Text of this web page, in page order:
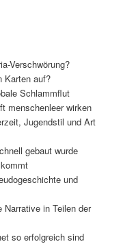
Verschwörung?
Karten auf?
Schlammflut
menschenleer wirken
Jugendstil und Art
gebaut wurde
und
in Teilen der
so erfolgreich sind